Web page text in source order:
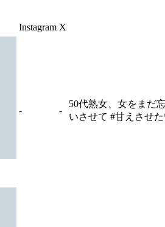
Instagram X
- -
50代熟女、女をまだ
いさせて #甘えさせ